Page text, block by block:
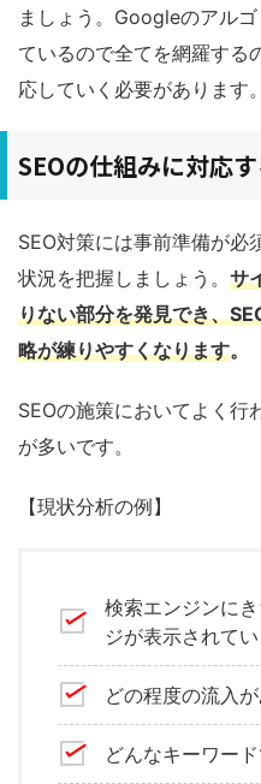
ましょう。Googleのアル
ているので全てを網羅する
応していく必要があります。
SEOの仕組みに対応
SEO対策には事前準備が必
状況を把握しましょう。 サ
りない部分を発見でき、
略が練りやすくなります。
SEOの施策においてよく行
が多いです。
【現状分析の例】
検索エンジンに
ジが表示されて
どの程度の流入
どんなキーワー